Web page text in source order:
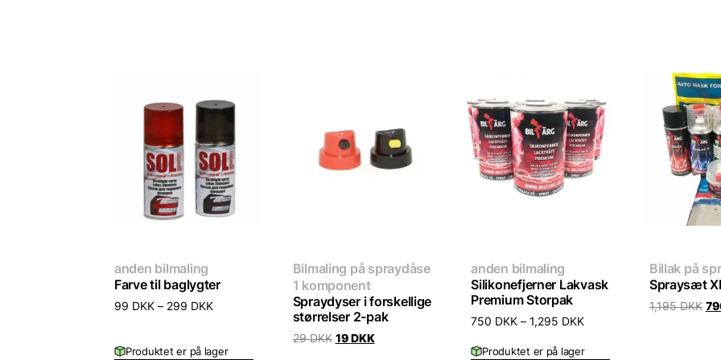
anden bilmaling
Farve til baglygter
99 DKK – 299 DKK
Produktet er på lager
Bilmaling på spraydåse
1 komponent
Spraydyser i forskellige
størrelser 2-pak
29DKK Original
19DKKCurrent
anden bilmaling
Silikonefjerner Lakvask
Premium Storpak
750 DKK –1,295 DKK
Produktet er på lager
Billak på
Spraysæt
1,195DKK